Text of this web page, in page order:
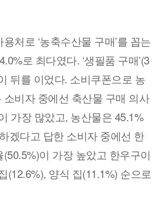
처로 ‘농축수산물 구매’를 꼽는
로 최다였다. ‘생필품 구매’(3
뒤를 이었다. 소비쿠폰으로 농
비자 중에선 축산물 구매 의사
가장 많았고, 농산물은 45.1%
겠다고 답한 소비자 중에선 한
이 가장 높았고 한우구이
(12.6%), 양식 집(11.1%) 순으로